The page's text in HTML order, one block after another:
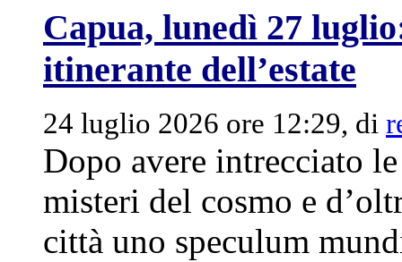
Capua, lunedì 27
itinerante dell’estate
24 luglio 2026 ore 12:29, di
Dopo avere intrecciato
misteri del cosmo e
città uno speculum